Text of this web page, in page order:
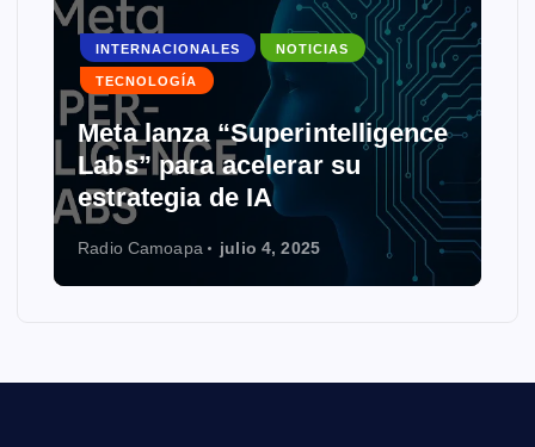
INTERNACIONALES NOTICIAS
TECNOLOGÍA
Meta lanza “Superintelligence
Labs” para acelerar su
estrategia de IA
Radio Camoapa julio 4, 2025